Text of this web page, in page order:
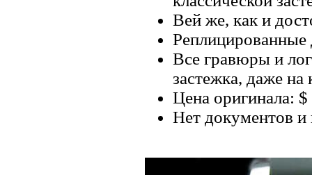
Вей же, как и
Реплицированные
Все гравюры и
застежка, даже на
Цена оригинала:
Нет документов и